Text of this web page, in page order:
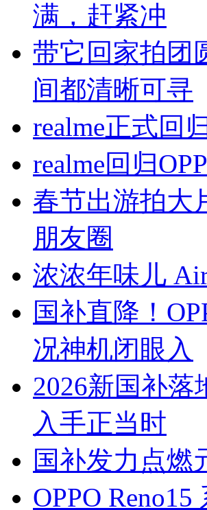
满，赶紧冲
带它回家拍团
间都清晰可寻
realme正式回
realme回归
春节出游拍大
朋友圈
浓浓年味儿
国补直降！
况神机闭眼入
2026新国补落
入手正当时
国补发力点燃
OPPO